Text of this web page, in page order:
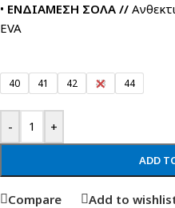
• ΕΝΔΙΑΜΕΣΗ ΣΟΛΑ //
EVA
40 41 42 43 44
- +
ADD
Compare Add to